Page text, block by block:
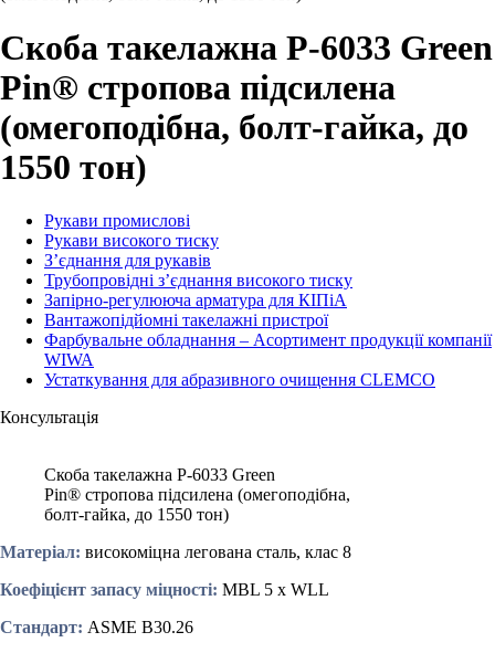
Скоба такелажна P-6033 Green
Pin® стропова підсилена
(омегоподібна, болт-гайка, до
1550 тон)
Рукави промислові
Рукави високого тиску
З’єднання для рукавів
Трубопровідні з’єднання високого тиску
Запірно-регулююча арматура для КІПіА
Вантажопідйомні такелажні пристрої
Фарбувальне обладнання – Асортимент продукції компанії
WIWA
Устаткування для абразивного очищення CLEMCO
Консультація
Скоба такелажна P-6033 Green
Pin® стропова підсилена (омегоподібна,
болт-гайка, до 1550 тон)
Матеріал: високоміцна легована сталь, клас 8
Коефіцієнт запасу міцності: MBL 5 x WLL
Стандарт: ASME B30.26